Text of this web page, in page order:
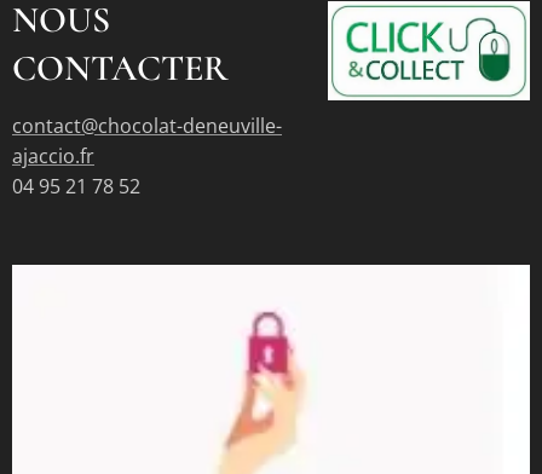
NOUS
CONTACTER
contact@chocolat-deneuville-
ajaccio.fr
04 95 21 78 52